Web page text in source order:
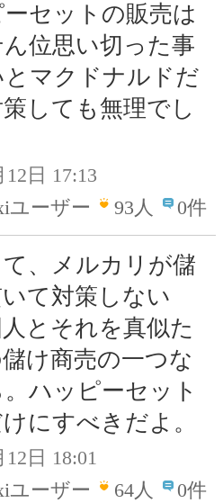
セットの販売は
位思い切った事
マクドナルドだ
しても無理でし
12日 17:13
ユーザー
93人 0件
、メルカリが儲
て対策しない
とそれを真似た
け商売の一つな
ハッピーセット
にすべきだよ。
12日 18:01
ユーザー
64人 0件